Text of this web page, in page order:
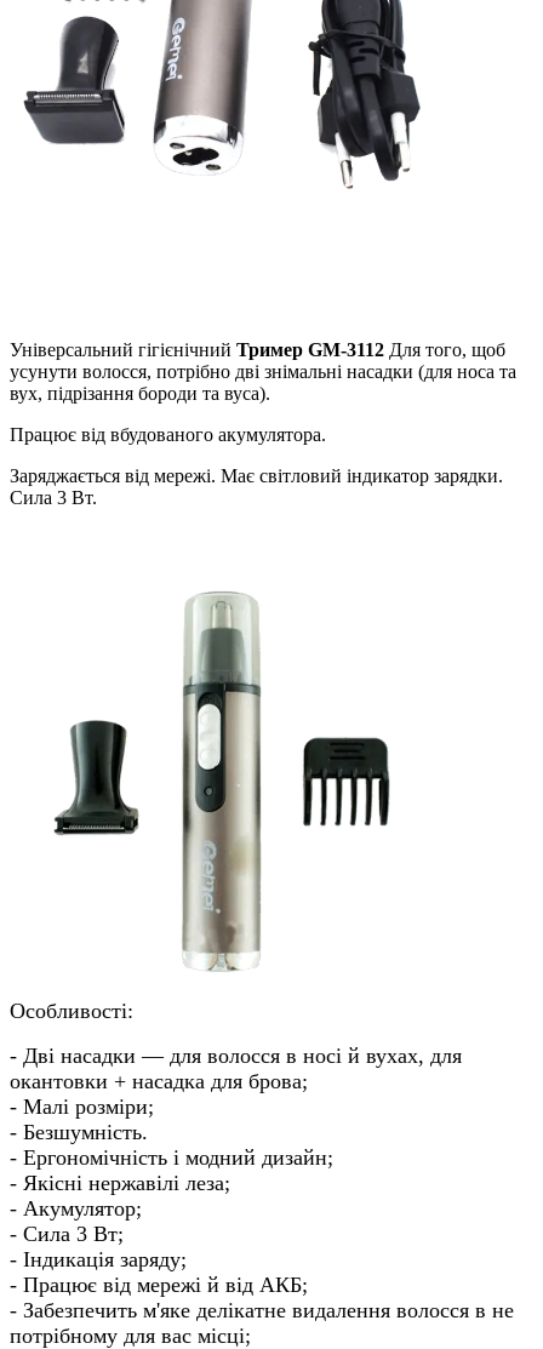
Універсальний гігієнічний Тример GM-3112 Для того, щоб
усунути волосся, потрібно дві знімальні насадки (для носа та
вух, підрізання бороди та вуса).
Працює від вбудованого акумулятора.
Заряджається від мережі. Має світловий індикатор зарядки.
Сила 3 Вт.
Особливості:
- Дві насадки — для волосся в носі й вухах, для
окантовки + насадка для брова;
- Малі розміри;
- Безшумність.
- Ергономічність і модний дизайн;
- Якісні нержавілі леза;
- Акумулятор;
- Сила 3 Вт;
- Індикація заряду;
- Працює від мережі й від АКБ;
- Забезпечить м'яке делікатне видалення волосся в не
потрібному для вас місці;